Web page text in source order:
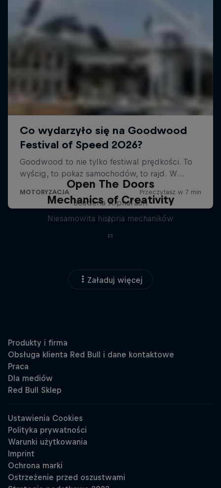
Open The Doors
Scuderia AlphaTauri
F1
Mechanics of Creativity
Niesamowita historia mechaników
F1
Załaduj więcej